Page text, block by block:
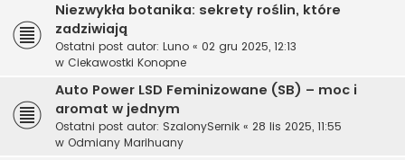
Niezwykła botanika: sekrety roślin, które
zadziwiają
Ostatni post autor: Luno « 02 gru 2025, 12:13
w Ciekawostki Konopne
Auto Power LSD Feminizowane (SB) – moc i
aromat w jednym
Ostatni post autor: SzalonySernik « 28 lis 2025, 11:55
w Odmiany Marihuany